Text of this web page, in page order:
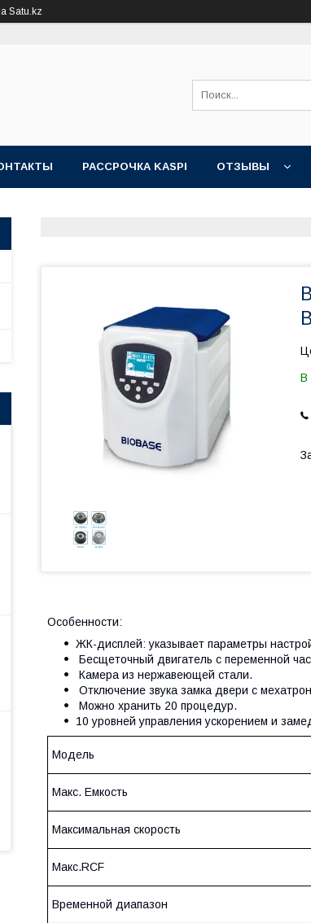
Satu.kz
РАССРОЧКА KASPI ОТЗЫВЫ
В
Особенности:
ЖК-дисплей: указывает параметры
Бесщеточный двигатель с переменной
Камера из нержавеющей стали.
Отключение звука замка двери с
Можно хранить 20 процедур.
10 уровней управления ускорением и
Модель
Макс. Емкость
Максимальная скорость
Макс.RCF
Временной диапазон